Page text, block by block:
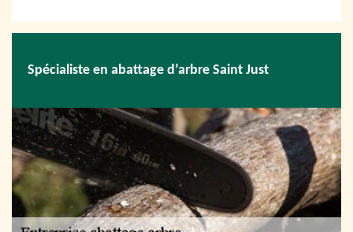
Spécialiste en abattage d’arbre Saint Just